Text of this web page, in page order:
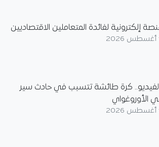
إلكترونية لفائدة المتعاملين الاقتصاديين
كرة طائشة تتسبب في حادث سير
الأوروغواي